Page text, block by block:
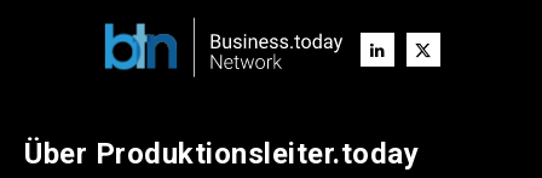
Über Produktionsleiter.today